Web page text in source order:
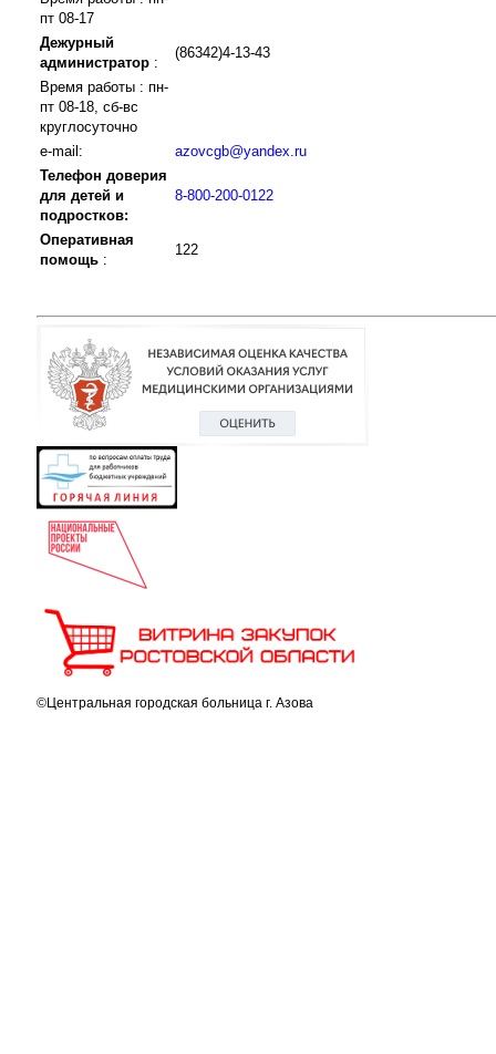
пт 08-17
Дежурный
администратор :
(86342)4-13-43
Время работы : пн-
пт 08-18, сб-вс
круглосуточно
e-mail:
azovcgb@yandex.ru
Телефон доверия
для детей и
подростков:
8-800-200-0122
Оперативная
помощь :
122
©Центральная городская больница г. Азова